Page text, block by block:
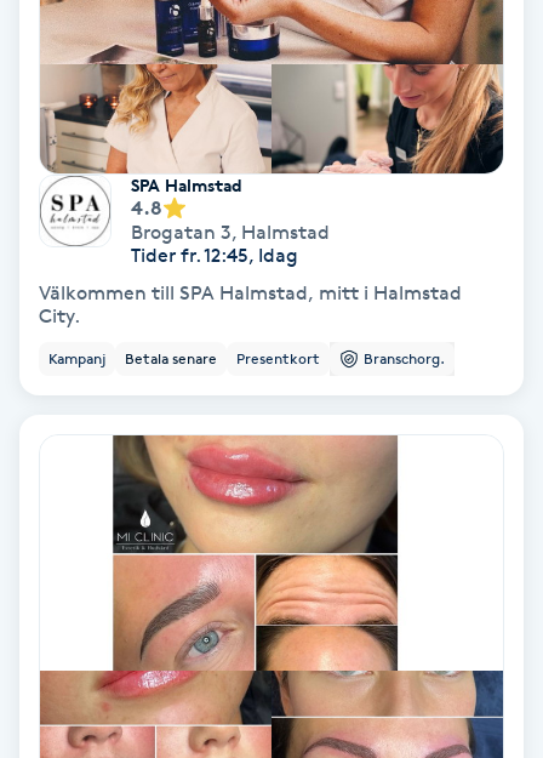
Färgning
Föning
Gel naglar
Gellack
Gellack med förstärkning
Gravidmassage
Gravidyoga
Gruppträning
Gua Sha-massage
SPA Halmstad
4.8
Brogatan 3, Halmstad
Tider fr. 12:45, Idag
Välkommen till SPA Halmstad, mitt i Halmstad
City.
Kampanj Betala senare Presentkort Branschorg.